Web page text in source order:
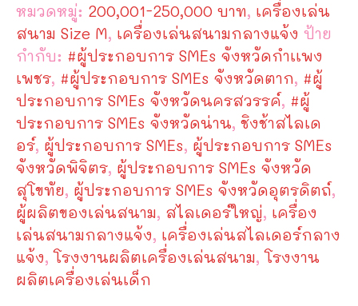
สนาม
กลาง
แจ้ง
Model:TG-
M10031
ชิ้น
หมวดหมู่: 200,001-250,000 บาท, เครื่องเล่น
สนาม Size M, เครื่องเล่นสนามกลางแจ้ง ป้าย
กำกับ: #ผู้ประกอบการ SMEs จังหวัดกำเเพง
เพชร, #ผู้ประกอบการ SMEs จังหวัดตาก, #ผู้
ประกอบการ SMEs จังหวัดนครสวรรค์, #ผู้
ประกอบการ SMEs จังหวัดน่าน, ชิงช้าสไลเด
อร์, ผู้ประกอบการ SMEs, ผู้ประกอบการ SMEs
จังหวัดพิจิตร, ผู้ประกอบการ SMEs จังหวัด
สุโขทัย, ผู้ประกอบการ SMEs จังหวัดอุตรดิตถ์,
ผู้ผลิตของเล่นสนาม, สไลเดอร์ใหญ่, เครื่อง
เล่นสนามกลางแจ้ง, เครื่องเล่นสไลเดอร์กลาง
แจ้ง,โรงงานผลิตเครื่องเล่นสนาม,โรงงาน
ผลิตเครื่องเล่นเด็ก